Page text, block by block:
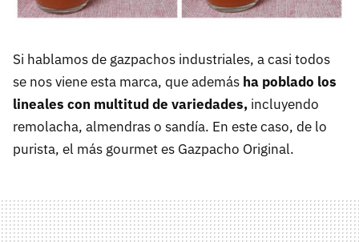
Si hablamos de gazpachos industriales, a casi todos
se nos viene esta marca, que además ha poblado los
lineales con multitud de variedades, incluyendo
remolacha, almendras o sandía. En este caso, de lo
purista, el más gourmet es Gazpacho Original.